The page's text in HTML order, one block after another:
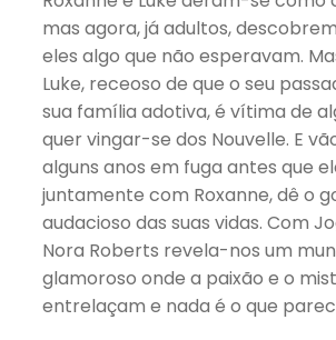
mas agora, já adultos,
eles algo que não esperavam.
Luke, receoso de que o seu
sua família adotiva, é vítima de
quer vingar-se dos Nouvelle. E
alguns anos em fuga antes que
juntamente com Roxanne, dê o
audacioso das suas vidas. Com
Nora Roberts revela-nos um
glamoroso onde a paixão e o
entrelaçam e nada é o que